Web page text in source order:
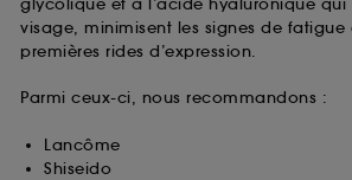
visage, minimisent les signes de fatigue
premières rides d’expression.
Parmi ceux-ci, nous recommandons :
Lancôme
Shiseido